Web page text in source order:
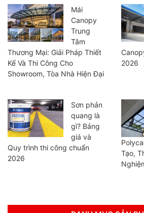
Mái
Canopy
Trung
Tâm
Thương Mại: Giải Pháp Thiết
Kế Và Thi Công Cho
Showroom, Tòa Nhà Hiện Đại
2026
Sơn phản
quang là
gì? Bảng
giá và
Quy trình thi công chuẩn
2026
Tạo,